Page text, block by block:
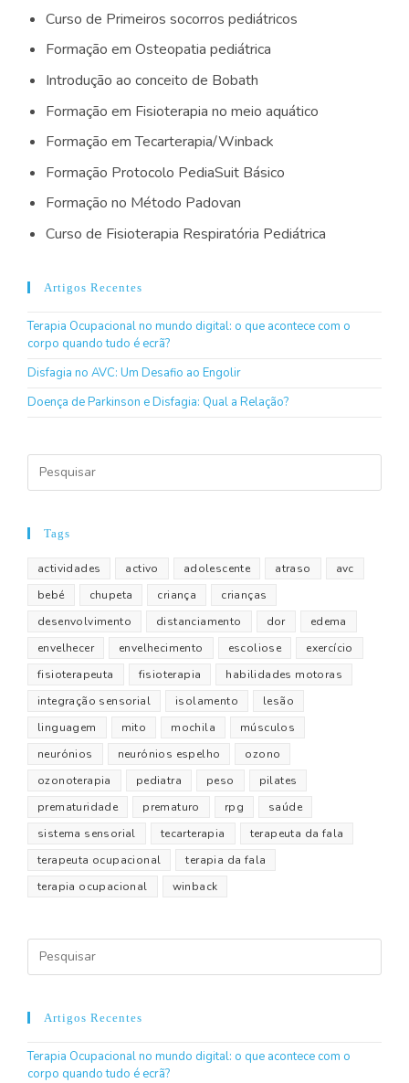
Curso de Primeiros socorros pediátricos
Formação em Osteopatia pediátrica
Introdução ao conceito de Bobath
Formação em Fisioterapia no meio aquático
Formação em Tecarterapia/Winback
Formação Protocolo PediaSuit Básico
Formação no Método Padovan
Curso de Fisioterapia Respiratória Pediátrica
Artigos Recentes
Terapia Ocupacional no mundo digital: o que acontece com o
corpo quando tudo é ecrã?
Disfagia no AVC: Um Desafio ao Engolir
Doença de Parkinson e Disfagia: Qual a Relação?
Tags
actividades activo adolescente atraso
avc
bebé
chupeta criança
crianças
desenvolvimento
distanciamento dor
edema
envelhecer
envelhecimento escoliose
exercício
fisioterapeuta
fisioterapia
habilidades motoras
integração sensorial
isolamento
lesão
linguagem
mito mochila
músculos
neurónios
neurónios espelho
ozono
ozonoterapia
pediatra peso
pilates
prematuridade
prematuro rpg
saúde
sistema sensorial
tecarterapia
terapeuta da fala
terapeuta ocupacional
terapia da fala
terapia ocupacional
winback
Artigos Recentes
Terapia Ocupacional no mundo digital: o que acontece com o
corpo quando tudo é ecrã?